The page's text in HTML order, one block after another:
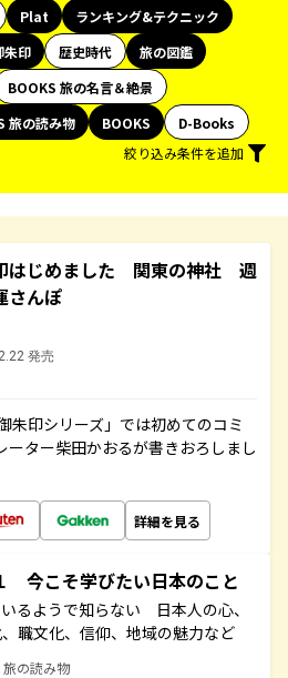
Plat
ランキング&テクニック
朱印 歴史時代
旅の図鑑
BOOKS 旅の名言＆絶景
旅の読み物 BOOKS
D-Books
絞り込み条件を追加
はじめました 関東の神社 週
さんぽ
発売
朱印シリーズ」では初めてのコミ
ーター柴田かおるが書きおろしまし
詳細を見る
今こそ学びたい日本のこと
るようで知らない 日本人の心、
職文化、信仰、地域の魅力など
旅の読み物